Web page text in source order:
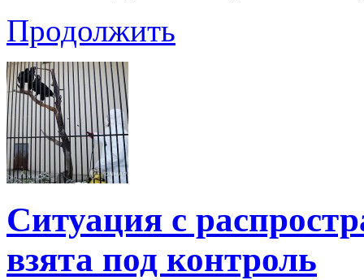
Продолжить
Ситуация с
взята под контроль